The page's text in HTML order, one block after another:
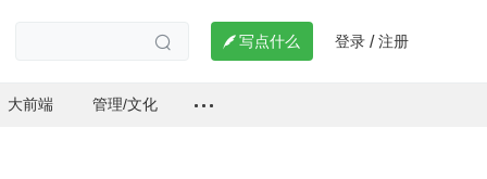
  写点什么 登录 / 注册
大前端 管理/文化